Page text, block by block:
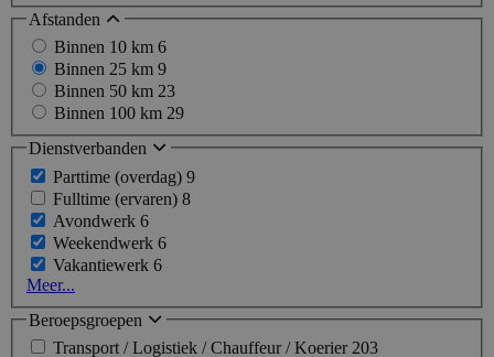
Afstanden
Binnen 10 km 6
Binnen 25 km 9
Binnen 50 km 23
Binnen 100 km 29
Dienstverbanden
Parttime (overdag) 9
Fulltime (ervaren) 8
Avondwerk 6
Weekendwerk 6
Vakantiewerk 6
Meer...
Beroepsgroepen
Transport / Logistiek / Chauffeur / Koerier203